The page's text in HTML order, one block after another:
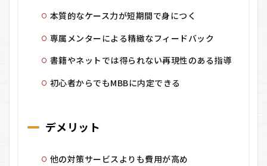
本質的なケース力が短期間で身につく
専属メンターによる精緻なフィードバック
書籍やネットでは得られない再現性のある指導
初心者からでもMBBに内定できる
デメリット
他の対策サービスよりも費用が高め